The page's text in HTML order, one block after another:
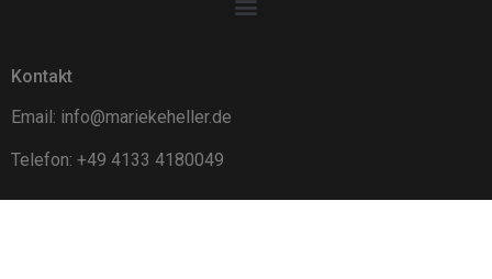
Kontakt
Email: info@mariekeheller.de
Telefon: +49 4133 4180049